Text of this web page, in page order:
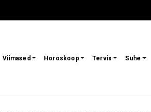
Viimased Horoskoop Tervis Suhe